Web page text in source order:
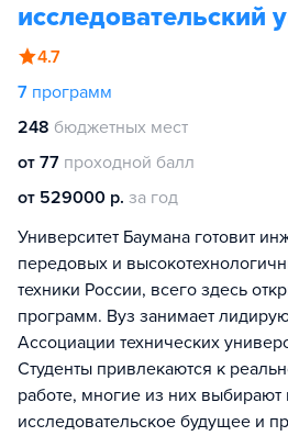
исследовательский
4.7
7 программ
248 бюджетных мест
от 77 проходной балл
от 529000 р. за год
Университет Баумана готовит
передовых и
техники России, всего здесь
программ. Вуз занимает
Ассоциации технических
Студенты привлекаются к
работе, многие из них выбирают
исследовательское будущее и